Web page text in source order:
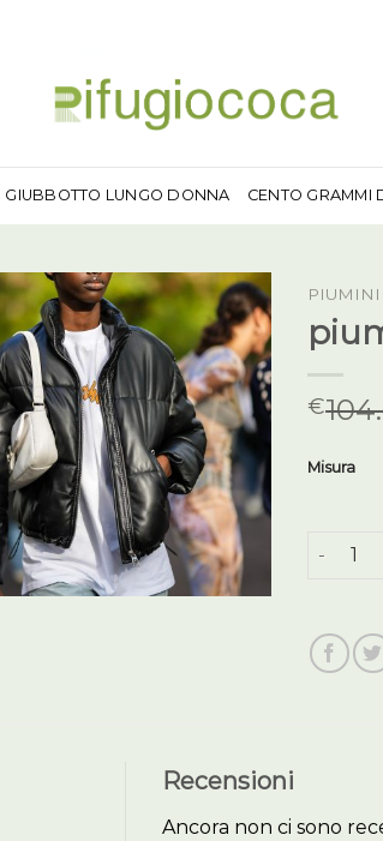
GIUBBOTTO LUNGO DONNA CENTO GRAMMI
€
Misura
Recensioni
Ancora non ci sono